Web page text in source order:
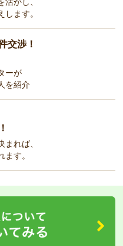
します。
交渉！
ーが
を紹介
まれば、
ます。